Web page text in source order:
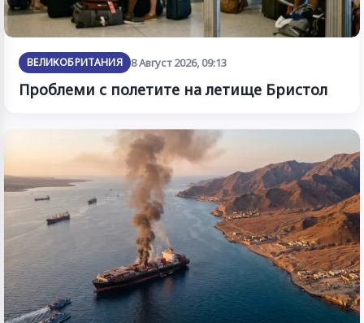
ВЕЛИКОБРИТАНИЯ 8 Август 2026, 09:13
Проблеми с полетите на летище Бристол